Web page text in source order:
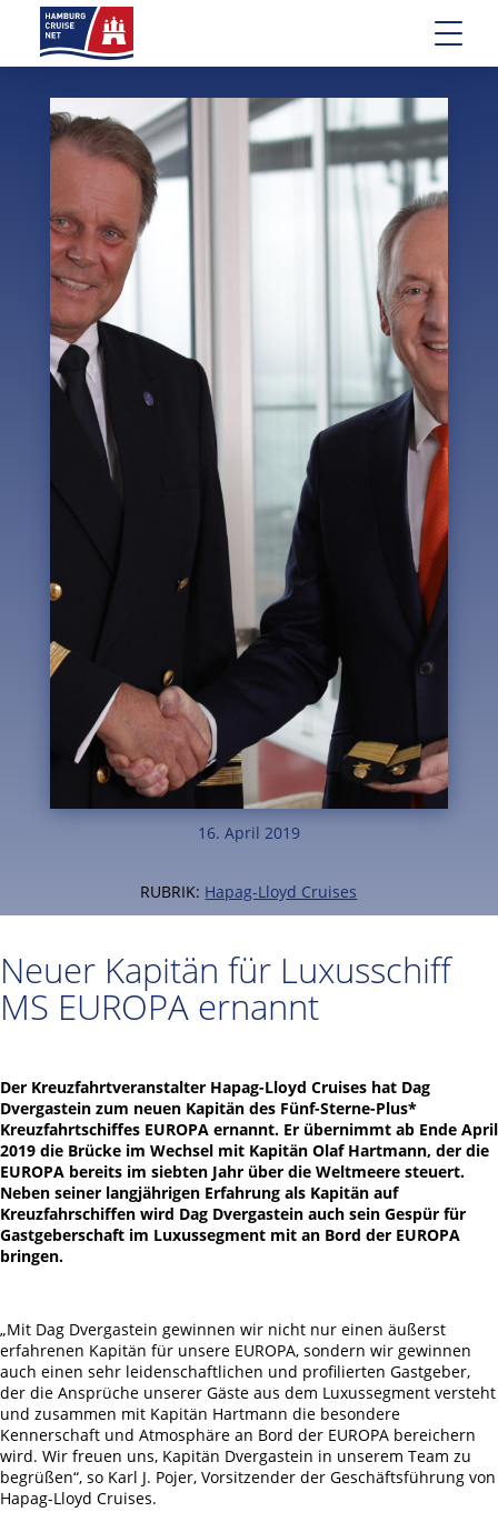
16. April 2019
RUBRIK: Hapag-Lloyd Cruises
Neuer Kapitän für Luxusschiff
MS EUROPA ernannt
Der Kreuzfahrtveranstalter Hapag-Lloyd Cruises hat Dag
Dvergastein zum neuen Kapitän des Fünf-Sterne-Plus*
Kreuzfahrtschiffes EUROPA ernannt. Er übernimmt ab Ende April
2019 die Brücke im Wechsel mit Kapitän Olaf Hartmann, der die
EUROPA bereits im siebten Jahr über die Weltmeere steuert.
Neben seiner langjährigen Erfahrung als Kapitän auf
Kreuzfahrschiffen wird Dag Dvergastein auch sein Gespür für
Gastgeberschaft im Luxussegment mit an Bord der EUROPA
bringen.
„Mit Dag Dvergastein gewinnen wir nicht nur einen äußerst
erfahrenen Kapitän für unsere EUROPA, sondern wir gewinnen
auch einen sehr leidenschaftlichen und profilierten Gastgeber,
der die Ansprüche unserer Gäste aus dem Luxussegment versteht
und zusammen mit Kapitän Hartmann die besondere
Kennerschaft und Atmosphäre an Bord der EUROPA bereichern
wird. Wir freuen uns, Kapitän Dvergastein in unserem Team zu
begrüßen“, so Karl J. Pojer, Vorsitzender der Geschäftsführung von
Hapag-Lloyd Cruises.